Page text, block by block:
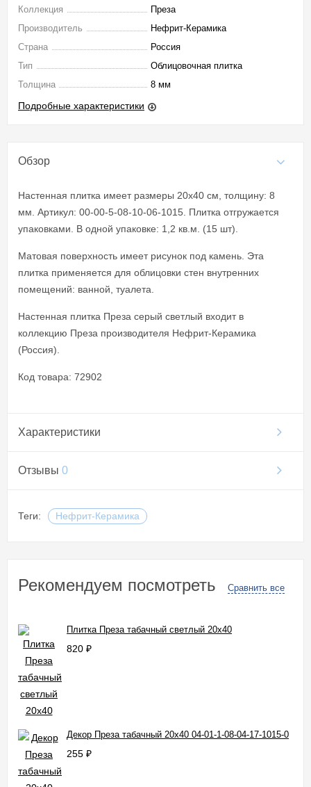
Коллекция
Преза
Производитель
Нефрит-Керамика
Страна
Россия
Тип
Облицовочная плитка
Толщина
8 мм
Подробные характеристики
Обзор
Настенная плитка имеет размеры 20x40 см, толщину: 8
мм. Артикул: 00-00-5-08-10-06-1015. Плитка отгружается
упаковками. В одной упаковке: 1,2 кв.м. (15 шт).
Матовая поверхность имеет рисунок под камень. Эта
плитка применяется для облицовки стен внутренних
помещений: ванной, туалета.
Настенная плитка Преза серый светлый входит в
коллекцию Преза производителя Нефрит-Керамика
(Россия).
Код товара: 72902
Характеристики
Отзывы 0
Теги: Нефрит-Керамика
Рекомендуем посмотреть Сравнить все
Плитка Преза табачный светлый 20x40
820 ₽
Декор Преза табачный 20x40 04-01-1-08-04-17-1015-0
255 ₽